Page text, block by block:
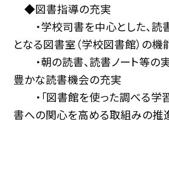
◆図書指導の充実
・学校司書を中心とした、読
となる図書室（学校図書館）の機
・朝の読書、読書ノート等の
豊かな読書機会の充実
・「図書館を使った調べる学習
書への関心を高める取組みの推